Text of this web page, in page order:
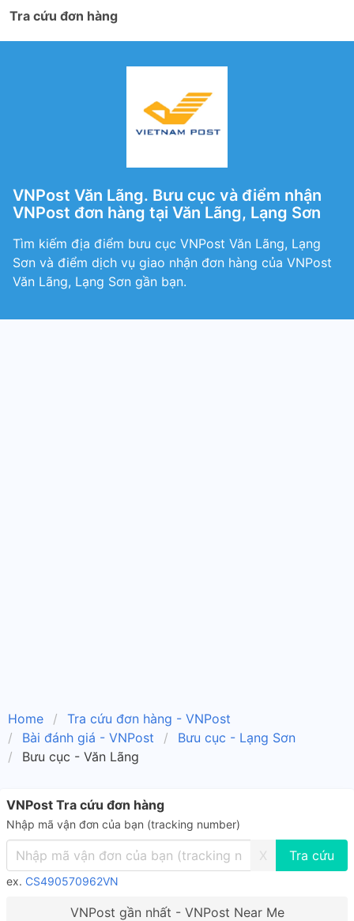
Tra cứu đơn hàng
VNPost Văn Lãng. Bưu cục và điểm nhận
VNPost đơn hàng tại Văn Lãng, Lạng Sơn
Tìm kiếm địa điểm bưu cục VNPost Văn Lãng, Lạng
Sơn và điểm dịch vụ giao nhận đơn hàng của VNPost
Văn Lãng, Lạng Sơn gần bạn.
Home
Tra cứu đơn hàng - VNPost
Bài đánh giá - VNPost
Bưu cục - Lạng Sơn
Bưu cục - Văn Lãng
VNPost Tra cứu đơn hàng
Nhập mã vận đơn của bạn (tracking number)
X
ex. CS490570962VN
VNPost gần nhất - VNPost Near Me